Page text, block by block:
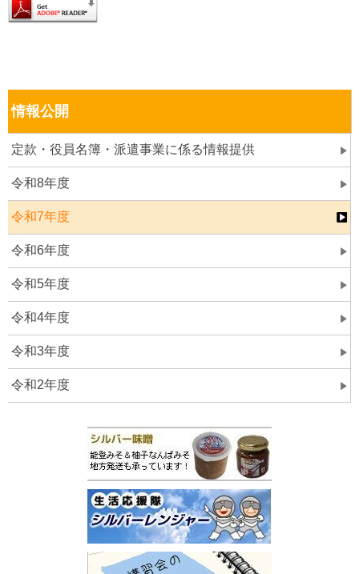
情報公開
定款・役員名簿・派遣事業に係る情報提供
令和8年度
令和7年度
令和6年度
令和5年度
令和4年度
令和3年度
令和2年度